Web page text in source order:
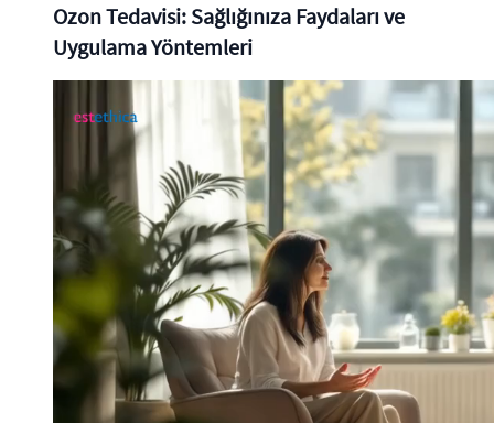
Ozon Tedavisi: Sağlığınıza Faydaları ve
Uygulama Yöntemleri